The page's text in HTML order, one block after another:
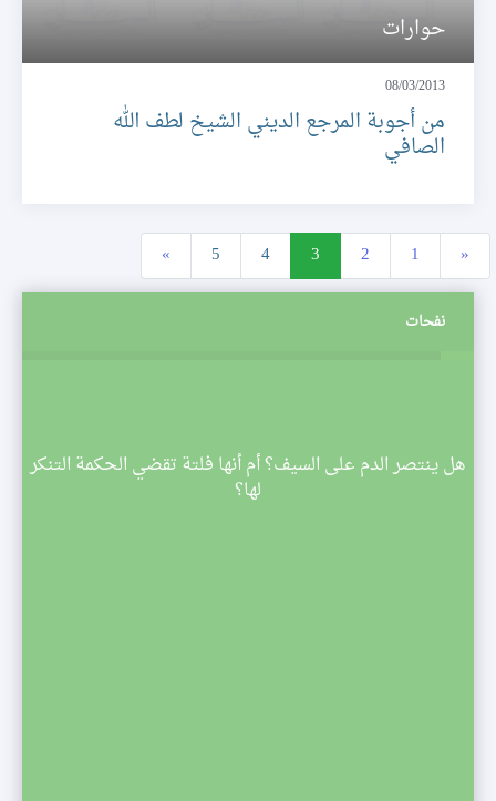
حوارات
08/03/2013
من أجوبة المرجع الديني الشيخ لطف الله
الصافي
«
1
2
3
4
5
»
نفحات
هل ينتصر الدم على السيف؟ أم أنها فلتة تقضي الحكمة التنكر
لها؟